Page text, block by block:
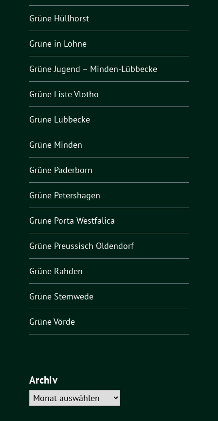
Grüne Hüllhorst
Grüne in Löhne
Grüne Jugend – Minden-Lübbecke
Grüne Liste Vlotho
Grüne Lübbecke
Grüne Minden
Grüne Paderborn
Grüne Petershagen
Grüne Porta Westfalica
Grüne Preussisch Oldendorf
Grüne Rahden
Grüne Stemwede
Grüne Vörde
Archiv
Archiv